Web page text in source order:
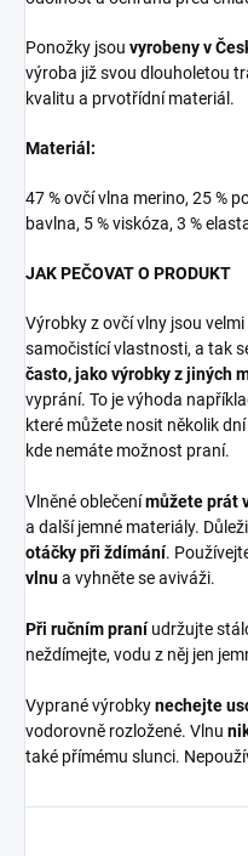
Ponožky jsou vyrobeny v
výroba již svou dlouholetou
kvalitu a prvotřídní materiál.
Materiál:
47 % ovčí vlna merino, 25 %
bavlna, 5 % viskóza, 3 %
JAK PEČOVAT O PRODUKT
Výrobky z ovčí vlny jsou velmi
samočistící vlastnosti, a tak
často, jako výrobky z jiných
vyprání. To je výhoda
které můžete nosit několik
kde nemáte možnost praní.
Vlněné oblečenímůžete prát
a další jemné materiály.
otáčky při ždímání.
vlnua vyhněte se aviváži.
Při ručním praníudržujte
neždímejte, vodu z něj jen
Vyprané výrobkynechejte
vodorovně rozložené. Vlnu
také přímému slunci.